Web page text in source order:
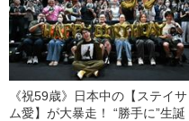
《祝59歳》日本中の【ステイサ
ム愛】が大暴走！ “勝手に”生誕